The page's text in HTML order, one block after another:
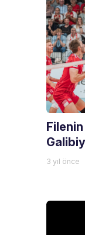
3 yıl önce